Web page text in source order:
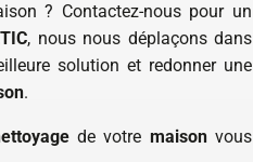
? Contactez-nous pour un
, nous nous déplaçons dans
solution et redonner une
.
de votre maisonvous